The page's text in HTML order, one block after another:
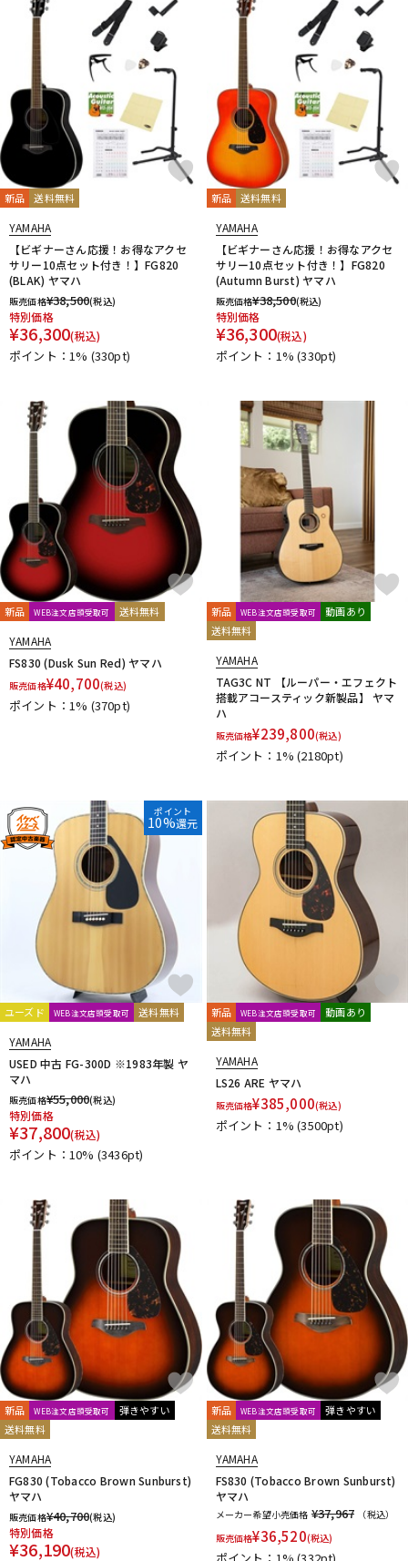
新品 送料無料
YAMAHA
【ビギナーさん応援！お得なアクセ
サリー10点セット付き！】FG820
(BLAK) ヤマハ
販売価格¥38,500(税込)
特別価格
¥36,300(税込)
ポイント：1% (330pt)
新品 送料無料
YAMAHA
【ビギナーさん応援！お得なアクセ
サリー10点セット付き！】FG820
(Autumn Burst) ヤマハ
販売価格¥38,500(税込)
特別価格
¥36,300(税込)
ポイント：1%(330pt)
新品 WEB注文店頭受取可 送料無料
YAMAHA
FS830 (Dusk Sun Red) ヤマハ
販売価格¥40,700(税込)
ポイント：1% (370pt)
新品 WEB注文店頭受取可
動画あり
送料無料
YAMAHA
TAG3C NT 【ルーパー・エフェクト
搭載アコースティック新製品】 ヤマ
ハ
販売価格¥239,800(税込)
ポイント：1%(2180pt)
ポイント
10%還元
ユーズド WEB注文店頭受取可 送料無料
YAMAHA
USED 中古 FG-300D ※1983年製 ヤ
マハ
販売価格¥55,000(税込)
特別価格
¥37,800(税込)
ポイント：10% (3436pt)
新品 WEB注文店頭受取可
動画あり
送料無料
YAMAHA
LS26 ARE ヤマハ
販売価格¥385,000(税込)
ポイント：1%(3500pt)
新品 WEB注文店頭受取可
弾きやすい
送料無料
YAMAHA
FG830 (Tobacco Brown Sunburst)
ヤマハ
販売価格¥40,700(税込)
特別価格
¥36,190(税込)
新品 WEB注文店頭受取可
弾きやすい
送料無料
YAMAHA
FS830 (Tobacco Brown Sunburst)
ヤマハ
メーカー希望小売価格 ¥37,967
（税込）
販売価格¥36,520(税込)